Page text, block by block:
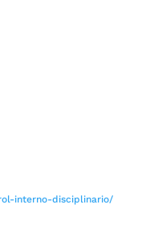
interno-disciplinario/